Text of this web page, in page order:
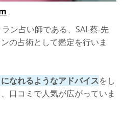
ン占い師である、SAI-蔡-先
の占術として鑑定を行いま
なれるようなアドバイスをし
口コミで人気が広がっていま